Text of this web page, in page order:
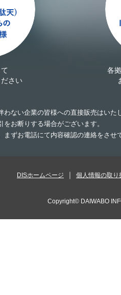
さい
各
わない企業の皆様への直接販売はいた
お断りする場合がございます。
まずお電話にて内容確認の連絡をさ
DISホームページ 個人情報の取り
Copyright© DAIWABO